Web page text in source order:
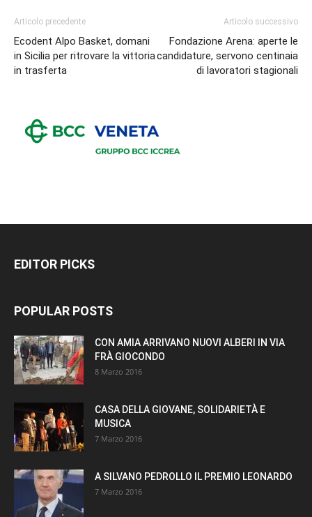
Articolo precedente
Ecodent Alpo Basket, domani
in Sicilia per ritrovare la vittoria
in trasferta
Articolo successivo
Fondazione Arena: aperte le
candidature, servono centinaia
di lavoratori stagionali
EDITOR PICKS
POPULAR POSTS
CON AMIA ARRIVANO NUOVI ALBERI IN VIA
FRÀ GIOCONDO
8 Marzo 2016
CASA DELLA GIOVANE, SOLIDARIETÀ E
MUSICA
7 Marzo 2016
A SILVANO PEDROLLO IL PREMIO LEONARDO
7 Marzo 2016